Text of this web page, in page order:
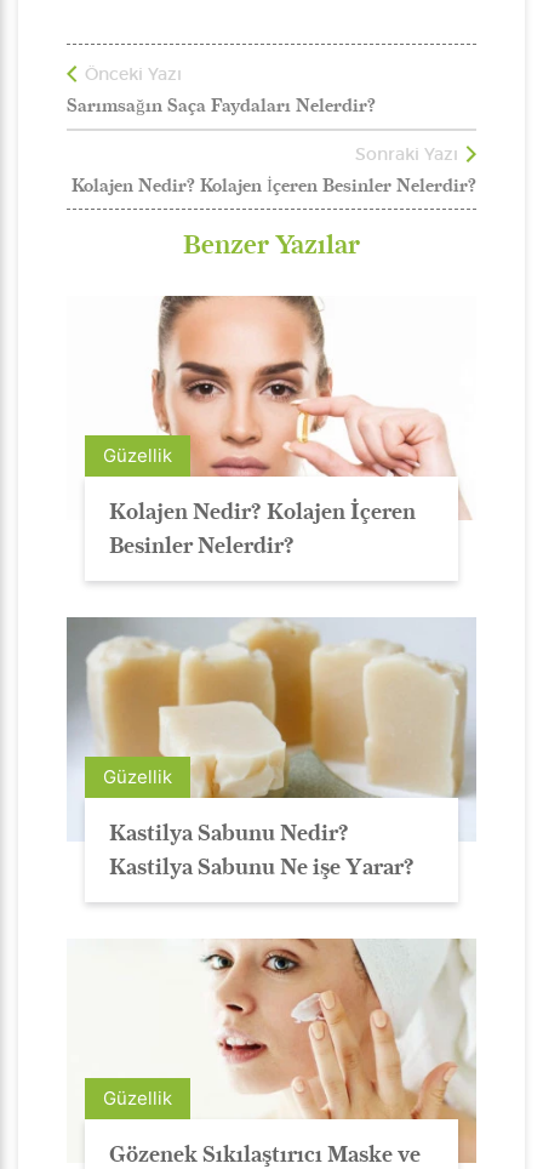
Önceki Yazı
Sarımsağın Saça Faydaları Nelerdir?
Sonraki Yazı
Kolajen Nedir? Kolajen İçeren Besinler Nelerdir?
Benzer Yazılar
Güzellik
Kolajen Nedir? Kolajen İçeren
Besinler Nelerdir?
Güzellik
Kastilya Sabunu Nedir?
Kastilya Sabunu Ne işe Yarar?
Güzellik
Gözenek Sıkılaştırıcı Maske ve